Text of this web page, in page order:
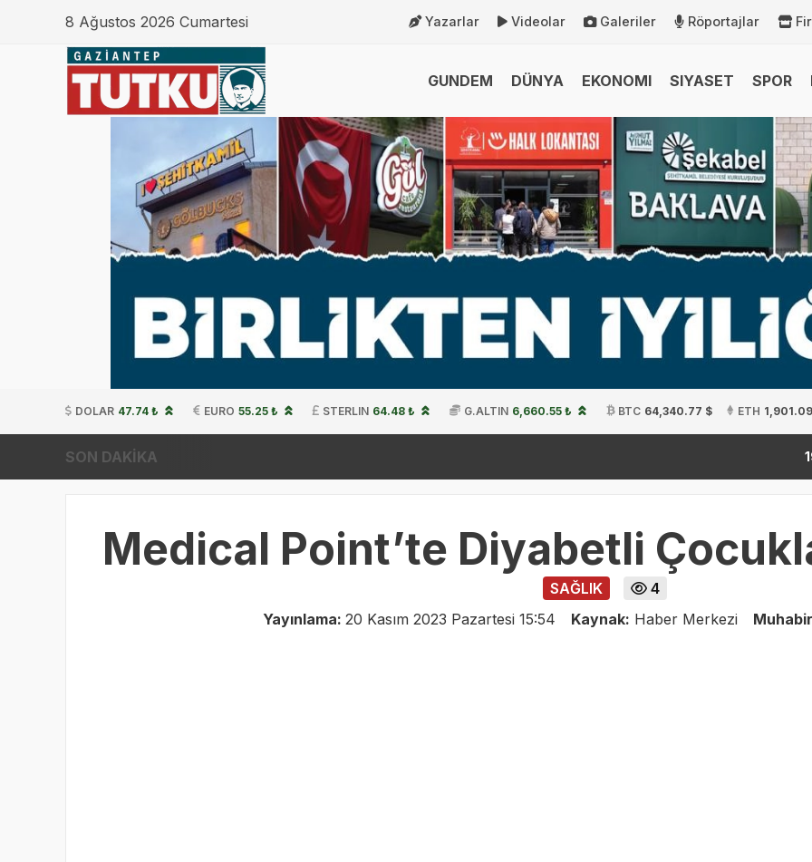
8 Ağustos 2026 Cumartesi Yazarlar Videolar Galeriler Röportajlar
GUNDEM DÜNYA EKONOMI SIYASET SPOR
DOLAR 47.74 ₺ EURO 55.25 ₺ STERLIN 64.48 ₺ G.ALTIN 6,660.55 ₺ BTC 64,340.77 $ ETH
SON DAKİKA
Medical Point’te Diyabetli
SAĞLIK
4
Yayınlama: 20 Kasım 2023 Pazartesi 15:54 Kaynak: Haber Merkezi